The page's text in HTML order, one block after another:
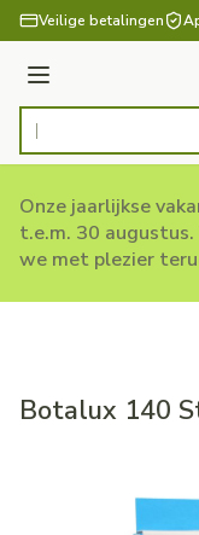
Ga naar de inhoud
Veilige betalingen
Menu
Product, merk,
Onze jaarlijkse
t.e.m. 30
we met plezier
Botalux 140